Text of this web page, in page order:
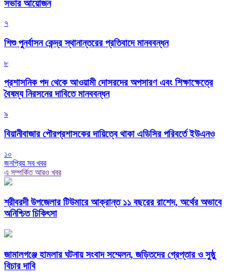
সভার আয়োজন
৭
শিশু পুনর্বাসন কেন্দ্র স্থানান্তরের প্রতিবাদে মানববন্ধন
৮
প্রশাসনিক পদ থেকে আওয়ামী দোসরদের অপসারণ এবং শিক্ষাক্ষেত্রে
বৈষম্য নিরসনের দাবিতে মানববন্ধন
৯
বিয়ানীবাজার পৌরপ্রশাসকের দায়িত্বে থাকা এডিসির পরিবর্তে ইউএনও
১০
জনপ্রিয় সব খবর
এ সম্পর্কিত আরও খবর
শ্রীবরদী উপজেলার টিউমারে আক্রান্ত ১১ বছরের রাশেদ, অর্থের অভাবে
অনিশ্চিত চিকিৎসা
জামালগঞ্জে হামলার ঘটনায় সংবাদ সম্মেলন, জড়িতদের গ্রেপ্তার ও সুষ্ঠু
বিচার দাবি